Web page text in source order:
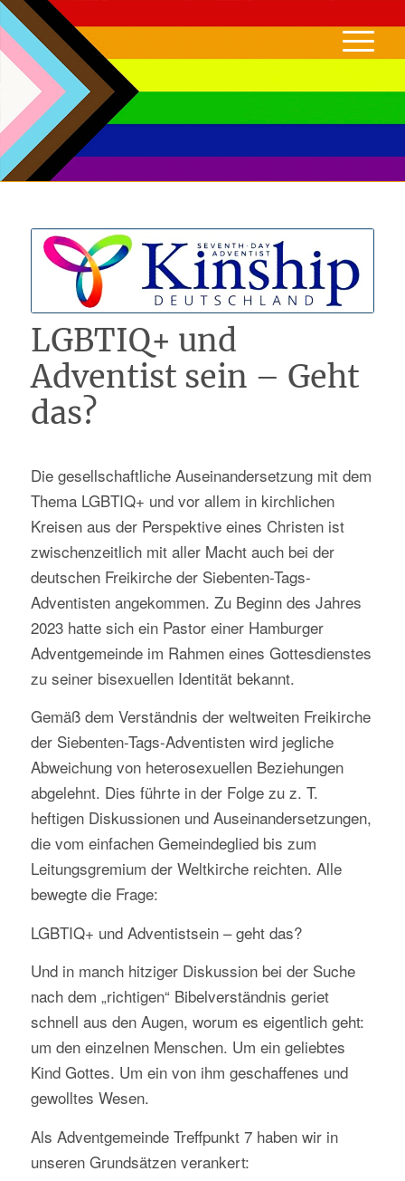
LGBTIQ+ und
Adventist sein – Geht
das?
Die gesellschaftliche Auseinandersetzung mit dem
Thema LGBTIQ+ und vor allem in kirchlichen
Kreisen aus der Perspektive eines Christen ist
zwischenzeitlich mit aller Macht auch bei der
deutschen Freikirche der Siebenten-Tags-
Adventisten angekommen. Zu Beginn des Jahres
2023 hatte sich ein Pastor einer Hamburger
Adventgemeinde im Rahmen eines Gottesdienstes
zu seiner bisexuellen Identität bekannt.
Gemäß dem Verständnis der weltweiten Freikirche
der Siebenten-Tags-Adventisten wird jegliche
Abweichung von heterosexuellen Beziehungen
abgelehnt. Dies führte in der Folge zu z. T.
heftigen Diskussionen und Auseinandersetzungen,
die vom einfachen Gemeindeglied bis zum
Leitungsgremium der Weltkirche reichten. Alle
bewegte die Frage:
LGBTIQ+ und Adventistsein – geht das?
Und in manch hitziger Diskussion bei der Suche
nach dem „richtigen“ Bibelverständnis geriet
schnell aus den Augen, worum es eigentlich geht:
um den einzelnen Menschen. Um ein geliebtes
Kind Gottes. Um ein von ihm geschaffenes und
gewolltes Wesen.
Als Adventgemeinde Treffpunkt 7 haben wir in
unseren Grundsätzen verankert: